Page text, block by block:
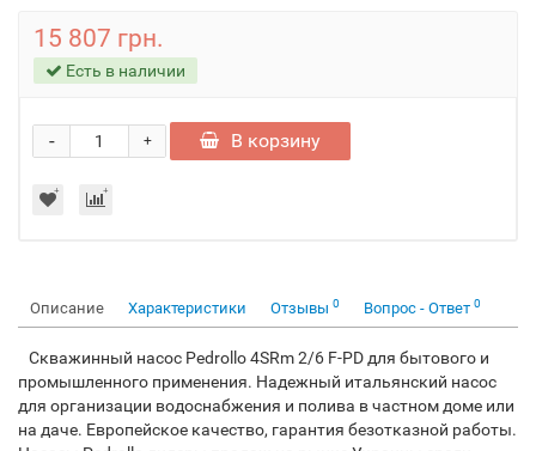
15 807 грн.
Есть в наличии
+
- В корзину
Описание Характеристики Отзывы 0 Вопрос - Ответ 0
Скважинный насос Pedrollo 4SRm 2/6 F-PD для бытового и
промышленного применения. Надежный итальянский насос
для организации водоснабжения и полива в частном доме или
на даче. Европейское качество, гарантия безотказной работы.